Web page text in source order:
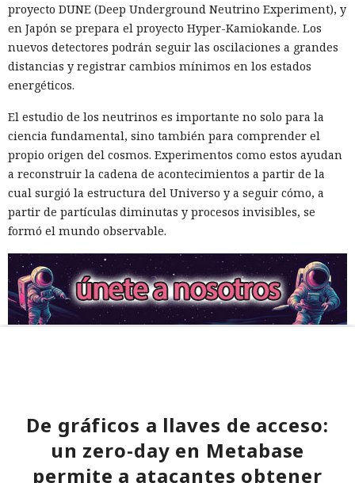
proyecto DUNE (Deep Underground Neutrino Experiment), y
en Japón se prepara el proyecto Hyper-Kamiokande. Los
nuevos detectores podrán seguir las oscilaciones a grandes
distancias y registrar cambios mínimos en los estados
energéticos.
El estudio de los neutrinos es importante no solo para la
ciencia fundamental, sino también para comprender el
propio origen del cosmos. Experimentos como estos ayudan
a reconstruir la cadena de acontecimientos a partir de la
cual surgió la estructura del Universo y a seguir cómo, a
partir de partículas diminutas y procesos invisibles, se
formó el mundo observable.
De gráficos a llaves de acceso:
un zero-day en Metabase
permite a atacantes obtener